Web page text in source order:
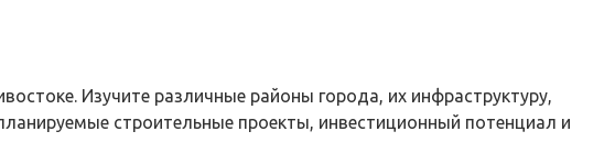
Изучите различные районы города, их инфраструктуру,
строительные проекты, инвестиционный потенциал и